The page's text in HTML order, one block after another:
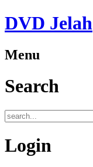
DVD Jelah
Menu
Search
Login